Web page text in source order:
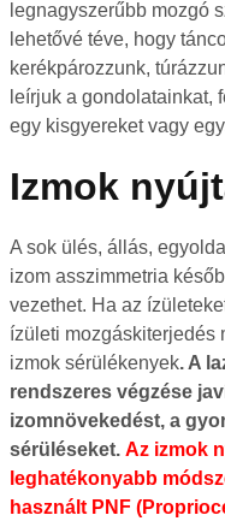
legnagyszerűbb mozgó
lehetővé téve, hogy
kerékpározzunk,
leírjuk a gondolatainkat,
egy kisgyereket vagy
Izmok
A sok ülés, állás,
izom asszimmetria
vezethet. Ha az
ízületi mozgáskiterjedés
izmok sérülékenyek. A
rendszeres végzése
izomnövekedést, a
sérüléseket. Az izmok
leghatékonyabb
használt PNF